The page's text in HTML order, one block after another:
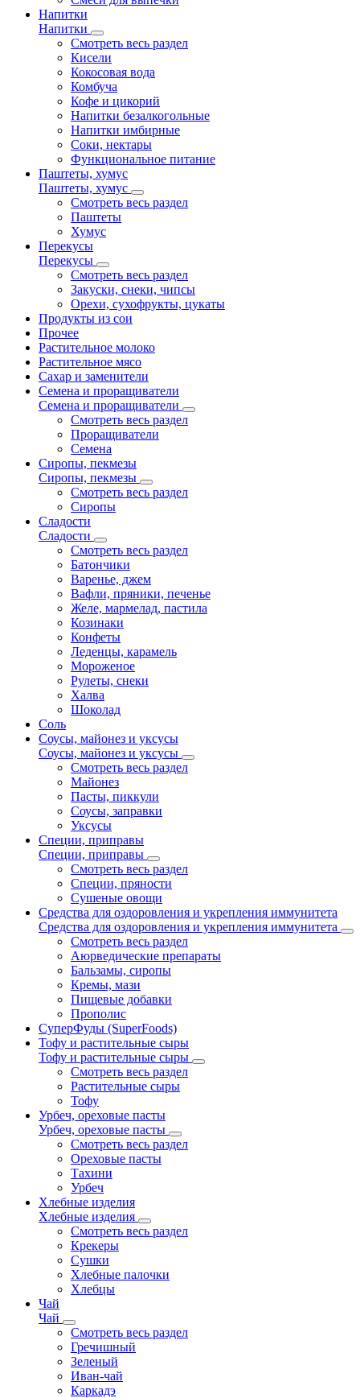
Напитки
Напитки
Смотреть весь раздел
Кисели
Кокосовая вода
Комбуча
Кофе и цикорий
Напитки безалкогольные
Напитки имбирные
Соки, нектары
Функциональное питание
Паштеты, хумус
Паштеты, хумус
Смотреть весь раздел
Паштеты
Хумус
Перекусы
Перекусы
Смотреть весь раздел
Закуски, снеки, чипсы
Орехи, сухофрукты, цукаты
Продукты из сои
Прочее
Растительное молоко
Растительное мясо
Сахар и заменители
Семена и проращиватели
Семена и проращиватели
Смотреть весь раздел
Проращиватели
Семена
Сиропы, пекмезы
Сиропы, пекмезы
Смотреть весь раздел
Сиропы
Сладости
Сладости
Смотреть весь раздел
Батончики
Варенье, джем
Вафли, пряники, печенье
Желе, мармелад, пастила
Козинаки
Конфеты
Леденцы, карамель
Мороженое
Рулеты, снеки
Халва
Шоколад
Соль
Соусы, майонез и уксусы
Соусы, майонез и уксусы
Смотреть весь раздел
Майонез
Пасты, пиккули
Соусы, заправки
Уксусы
Специи, приправы
Специи, приправы
Смотреть весь раздел
Специи, пряности
Сушеные овощи
Средства для оздоровления и укрепления иммунитета
Средства для оздоровления и укрепления иммунитета
Смотреть весь раздел
Аюрведические препараты
Бальзамы, сиропы
Кремы, мази
Пищевые добавки
Прополис
СуперФуды (SuperFoods)
Тофу и растительные сыры
Тофу и растительные сыры
Смотреть весь раздел
Растительные сыры
Тофу
Урбеч, ореховые пасты
Урбеч, ореховые пасты
Смотреть весь раздел
Ореховые пасты
Тахини
Урбеч
Хлебные изделия
Хлебные изделия
Смотреть весь раздел
Крекеры
Сушки
Хлебные палочки
Хлебцы
Чай
Чай
Смотреть весь раздел
Гречишный
Зеленый
Иван-чай
Каркадэ